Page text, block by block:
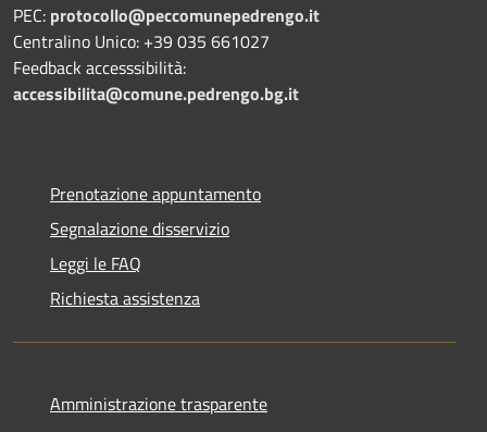
PEC: protocollo@peccomunepedrengo.it
Centralino Unico: +39 035 661027
Feedback accesssibilità:
accessibilita@comune.pedrengo.bg.it
Prenotazione appuntamento
Segnalazione disservizio
Leggi le FAQ
Richiesta assistenza
Amministrazione trasparente